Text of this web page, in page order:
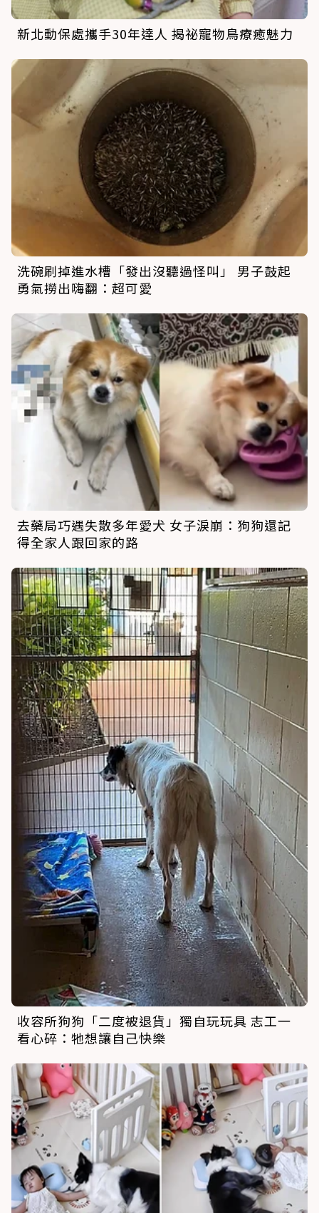
新北動保處攜手30年達人 揭祕寵物鳥療癒魅力
洗碗刷掉進水槽「發出沒聽過怪叫」 男子鼓起
勇氣撈出嗨翻：超可愛
去藥局巧遇失散多年愛犬 女子淚崩：狗狗還記
得全家人跟回家的路
收容所狗狗「二度被退貨」獨自玩玩具 志工一
看心碎：牠想讓自己快樂